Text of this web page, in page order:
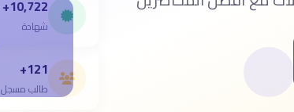
121+
طالب مسجل
10,722+
شهادة